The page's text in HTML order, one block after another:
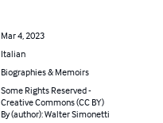
Mar 4, 2023
Italian
Biographies & Memoirs
Some Rights Reserved -
Creative Commons (CC BY)
By (author): Walter Simonetti